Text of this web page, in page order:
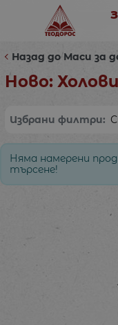
Назад до Маси за
Ново:
Избрани филтри:
Няма намерени
търсене!